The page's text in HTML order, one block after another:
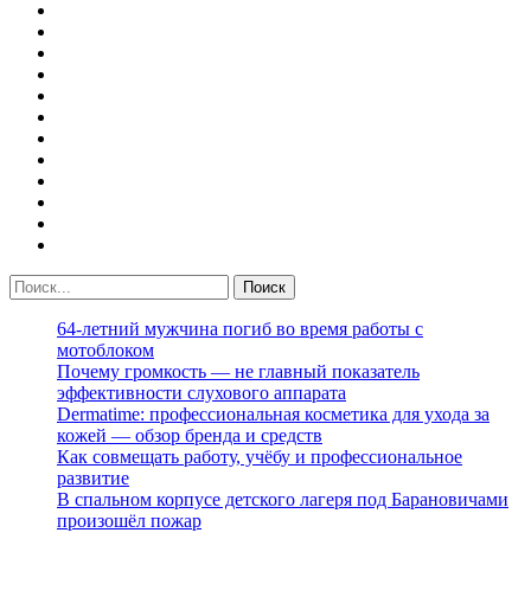
64-летний мужчина погиб во время работы с
мотоблоком
Почему громкость — не главный показатель
эффективности слухового аппарата
Dermatime: профессиональная косметика для ухода за
кожей — обзор бренда и средств
Как совмещать работу, учёбу и профессиональное
развитие
В спальном корпусе детского лагеря под Барановичами
произошёл пожар